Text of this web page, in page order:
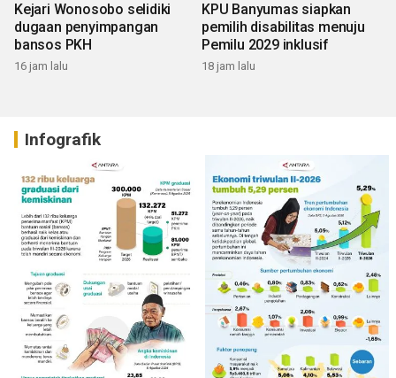
Kejari Wonosobo selidiki
dugaan penyimpangan
bansos PKH
16 jam lalu
KPU Banyumas siapkan
pemilih disabilitas menuju
Pemilu 2029 inklusif
18 jam lalu
Infografik